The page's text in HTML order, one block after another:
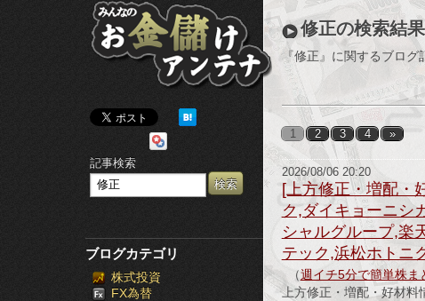
み
ん
な
の
お
金
儲
け
ア
記事検索
ブログカテゴリ
株式投資
FX為替
修正の検索結果
『修正』に関するブログ
1 2 3 4 »
2026/08/06 20:20
[上方修正・増配・
ク,ダイキョーニシ
シャルグループ,楽
テック,浜松ホトニ
（週イチ5分で簡単株
上方修正・増配・好材料